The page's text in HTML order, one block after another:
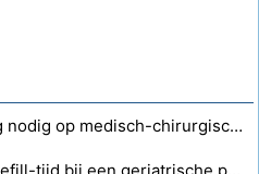
Heeft u een probleemstelling nodig op medisch-chirurgisch gebied?